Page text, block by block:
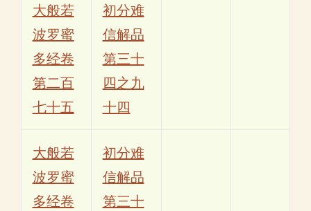
大般若
波罗蜜
多经卷
第二百
七十五
初分难
信解品
第三十
四之九
十四
大般若
波罗蜜
多经卷
初分难
信解品
第三十